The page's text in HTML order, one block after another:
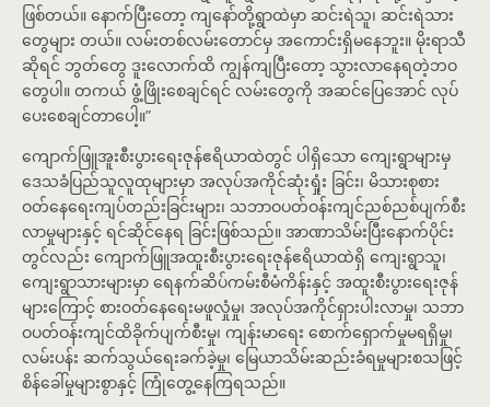
ဖြစ်တယ်။ နောက်ပြီးတော့ ကျနော်တို့ရွာထဲမှာ ဆင်းရဲသူ၊ ဆင်းရဲသား
တွေများ တယ်။ လမ်းတစ်လမ်းတောင်မှ အကောင်းရှိမနေဘူး။ မိုးရာသီ
ဆိုရင် ဘွတ်တွေ ဒူးလောက်ထိ ကျွန်ကျပြီးတော့ သွားလာနေရတဲ့ဘဝ
တွေပါ။ တကယ် ဖွံ့ဖြိုးစေချင်ရင် လမ်းတွေကို အဆင်ပြေအောင် လုပ်
ပေးစေချင်တာပေါ့။”
ကျောက်ဖြူအူးစီးပွားရေးဇုန်ဧရိယာထဲတွင် ပါရှိသော ကျေးရွာများမှ
ဒေသခံပြည်သူလူထုများမှာ အလုပ်အကိုင်ဆုံးရှုံး ခြင်း၊ မိသားစုစား
ဝတ်နေရေးကျပ်တည်းခြင်းများ၊ သဘာဝပတ်ဝန်းကျင်ညစ်ညစ်ပျက်စီး
လာမှုများနှင့် ရင်ဆိုင်နေရ ခြင်းဖြစ်သည်။ အာဏာသိမ်းပြီးနောက်ပိုင်း
တွင်လည်း ကျောက်ဖြူအထူးစီးပွားရေးဇုန်ဧရိယာထဲရှိ ကျေးရွာသူ၊‌
ကျေးရွာသားများမှာ ရေနက်ဆိပ်ကမ်းစီမံကိန်းနှင့် အထူးစီးပွားရေးဇုန်
များကြောင့် စားဝတ်နေရေးမဖူလှုံမှု၊ အလုပ်အကိုင်ရှားပါးလာမှု၊ သဘာ
ဝပတ်ဝန်းကျင်ထိခိုက်ပျက်စီးမှု၊ ကျန်းမာရေး စောက်ရှောက်မှုမရရှိမှု၊
လမ်းပန်း ဆက်သွယ်ရေးခက်ခဲ့မှု၊ မြေယာသိမ်းဆည်းခံရမှုများစသဖြင့်
စိန်ခေါ်မှုများစွာနှင့် ကြုံတွေ့နေကြရသည်။